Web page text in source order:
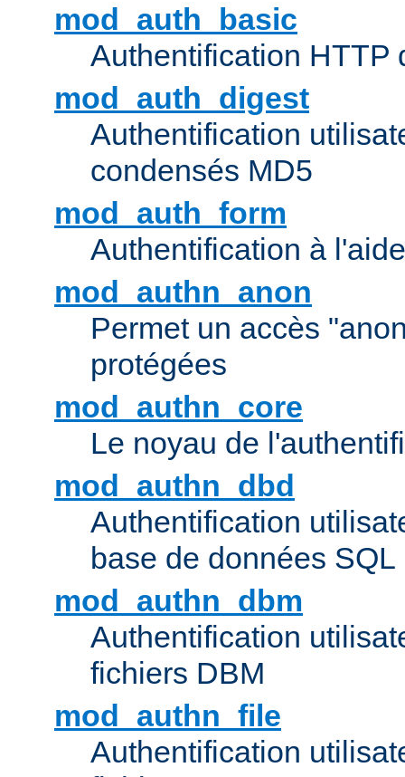
mod_auth_basic
Authentification HTTP
mod_auth_digest
Authentification
condensés MD5
mod_auth_form
Authentification à
mod_authn_anon
Permet un accès
protégées
mod_authn_core
Le noyau de
mod_authn_dbd
Authentification
base de données SQL
mod_authn_dbm
Authentification
fichiers DBM
mod_authn_file
Authentification